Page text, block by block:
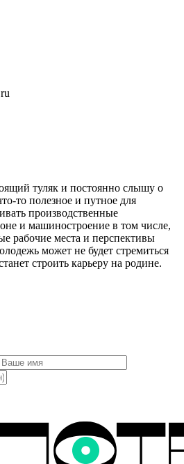
туляк и постоянно слышу о
то полезное и путное для
производственные
и машиностроение в том числе,
рабочие места и перспективы
может не будет стремиться
строить карьеру на родине.